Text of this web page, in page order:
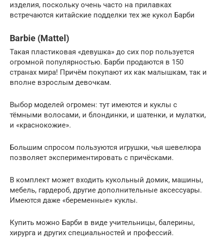
изделия, поскольку очень часто на прилавках
встречаются китайские подделки тех же кукол Барби
Barbie (Mattel)
Такая пластиковая «девушка» до сих пор пользуется
огромной популярностью. Барби продаются в 150
странах мира! Причём покупают их как малышкам, так и
вполне взрослым девочкам.
Выбор моделей огромен: тут имеются и куклы с
тёмными волосами, и блондинки, и шатенки, и мулатки,
и «краснокожие».
Большим спросом пользуются игрушки, чья шевелюра
позволяет экспериментировать с причёсками.
В комплект может входить кукольный домик, машины,
мебель, гардероб, другие дополнительные аксессуары.
Имеются даже «беременные» куклы.
Купить можно Барби в виде учительницы, балерины,
хирурга и других специальностей и профессий.